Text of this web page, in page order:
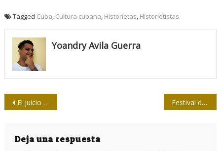
Tagged Cuba, Cultura cubana, Historietas, Historietistas
Yoandry Avila Guerra
Navegación
entradas
El juicio más trascendente de la historia cubana Festival de la prensa en Santiago de Cuba: por el camino de las transformaciones
Deja una respuesta